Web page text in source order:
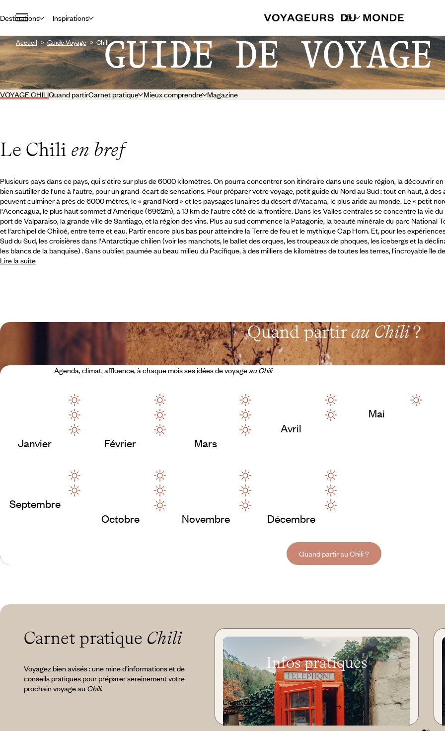
Destinations Inspirations
Accueil Guide Voyage ChiliGUIDE DE
VOYAGE CHILIQuand partirCarnet pratique Mieux comprendre Magazine
Le Chili en bref
Plusieurs pays dans ce pays, qui s'étire sur plus de 6000 kilomètres. On pourra concentrer son itinéraire dans une seule région, la découvrir
bien sautiller de l'une à l'autre, pour un grand-écart de sensations. Pour préparer votre voyage, petit guide du Nord au Sud : tout en haut, à des
peuvent culminer à près de 6000 mètres, le « grand Nord » et les paysages lunaires du désert d'Atacama, le plus aride au monde. Le « petit
l'Aconcagua, le plus haut sommet d'Amérique (6962m), à 13 km de l'autre côté de la frontière. Dans les Valles centrales se concentre la vie du
port de Valparaiso, la grande ville de Santiago, et la région des vins. Plus au sud commence la Patagonie, la beauté minérale du parc National
et l'archipel de Chiloé, entre terre et eau. Partir encore plus bas pour atteindre la Terre de feu et le mythique Cap Horn. Et, pour les
Sud du Sud, les croisières dans l'Antarctique chilien (voir les manchots, le ballet des orques, les troupeaux de phoques, les icebergs et la
les blancs de la banquise) . Sans oublier, paumée au beau milieu du Pacifique, à des milliers de kilomètres de toutes les terres, l'incroyable île
Lire la suite
Quand partirau Chili?
Agenda, climat, affluence, à chaque mois ses idées de voyage au Chili
Janvier Février Mars
Avril
Mai
Septembre
Octobre
Novembre Décembre
Quand partir au Chili ?
Carnet pratique Chili
Voyagez bien avisés : une mine d’informations et de
conseils pratiques pour préparer sereinement votre
prochain voyage au Chili.
Infos pratiques
En savoir
plus